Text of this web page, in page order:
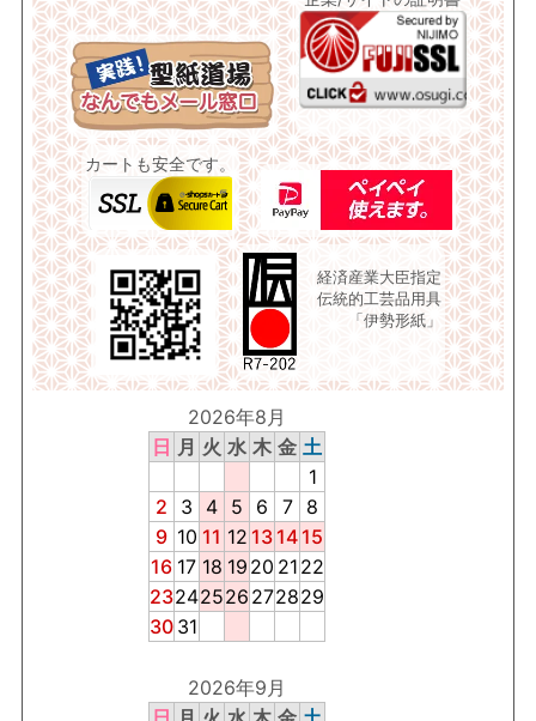
カートも安全です。
経済産業大臣指定
伝統的工芸品用具
「伊勢形紙」
2026年8月
日 月 火 水 木 金 土
1
2
3 4 5 6 7
8
9 10 11 12 13 14 15
16 17 18 19 20 21 22
23242526 272829
30 31
2026年9月